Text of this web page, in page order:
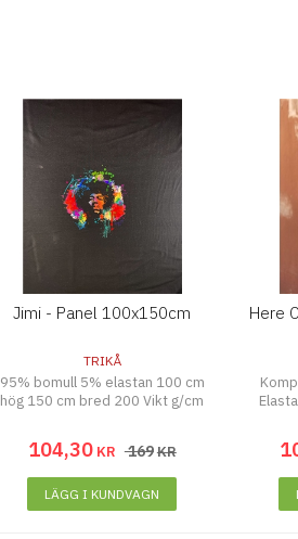
Jimi - Panel 100x150cm
TRIKÅ
95% bomull 5% elastan 100 cm
hög 150 cm bred 200 Vikt g/cm
104,30 KR 169KR
LÄGG I KUNDVAGN
Here